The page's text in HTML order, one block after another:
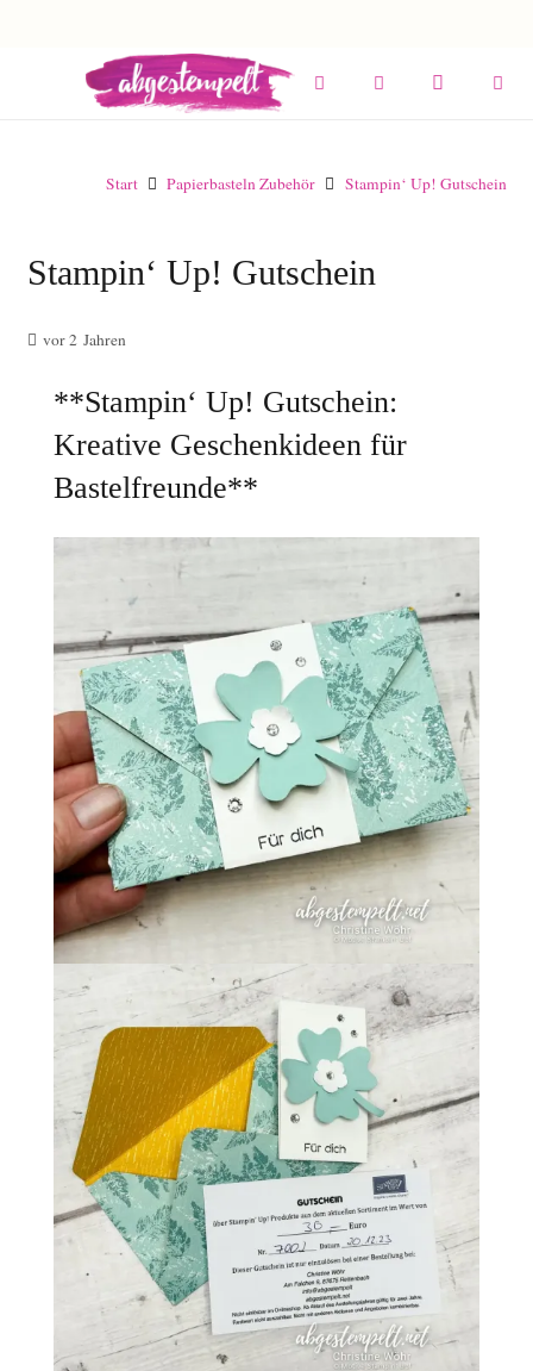
Start Papierbasteln Zubehör Stampin‘ Up! Gutschein
Stampin‘ Up! Gutschein
vor 2 Jahren
**Stampin‘ Up! Gutschein:
Kreative Geschenkideen für
Bastelfreunde**